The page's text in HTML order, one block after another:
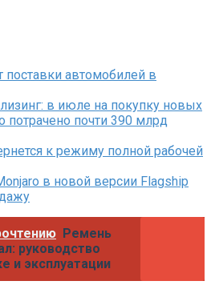
поставки автомобилей в
в июле на покупку новых
потрачено почти 390 млрд
к режиму полной рабочей
в новой версии Flagship
Ремень
руководство
и эксплуатации